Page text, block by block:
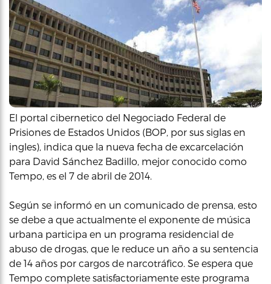
El portal cibernetico del Negociado Federal de
Prisiones de Estados Unidos (BOP, por sus siglas en
ingles), indica que la nueva fecha de excarcelación
para David Sánchez Badillo, mejor conocido como
Tempo, es el 7 de abril de 2014.
Según se informó en un comunicado de prensa, esto
se debe a que actualmente el exponente de música
urbana participa en un programa residencial de
abuso de drogas, que le reduce un año a su sentencia
de 14 años por cargos de narcotráfico. Se espera que
Tempo complete satisfactoriamente este programa